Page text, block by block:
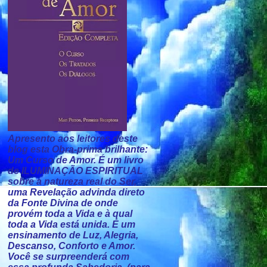
Apresento aos leitores deste
blog esta Obra-prima brilhante:
Um Curso de Amor. É um livro
de ILUMINAÇÃO ESPIRITUAL
sobre a natureza real do Ser,
uma Revelação advinda direto
da Fonte Divina de onde
provém toda a Vida e à qual
toda a Vida está unida. É um
ensinamento de Luz, Alegria,
Descanso, Conforto e Amor.
Você se surpreenderá com